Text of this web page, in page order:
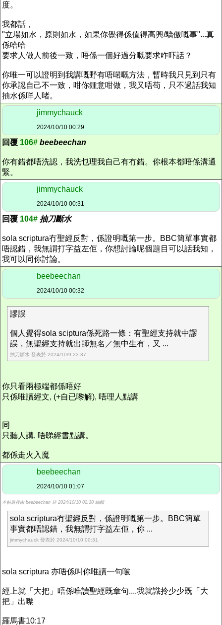
度。
我都話，
"立場如水，原則如水，如果你覺得係值得高興/驕傲嘅事"...真
係哈哈
要求人做人前後一致，唔係一個好過分嘅要求咋吓話？
你唯一可以證明到我講嘅野有唔啱嘅方法，暫時我只見到只有
你承認自己不一致，咁你鍾意咁做，我又唔苟，只不過話我知
抽水係咩人啫。
jimmychauck
2024/10/10 00:29
回覆 106# beebeechan
你有錯都唔洗認，我洗乜理我自己有冇錯。你根本都唔係溝通
緊。
jimmychauck
2024/10/10 00:31
回覆 104# 抽刀斷水
sola scriptura冇聖經反對，係證明嘅第一步。BBC簡單事實都
唔認錯，我無謂打字益左佢，你想討論呢個題目可以話我知，
我可以同你討論。
beebeechan
2024/10/10 00:32
謬誤
個人覺得sola sciptura係死路一條：有聖經支持就中謬
誤，無聖經支持就出師無名／無中生有，又 ...
抽刀斷水 發表於 2024/10/9 22:37
你只看兩極端都係唔好
只係唯讀經文, (+自已嚟解), 唔理人點講
同
只聽人講, 唔睇經書點講。
都係走火入魔
beebeechan
2024/10/10 01:07
本帖最後由 beebeechan 於 2024/10/10 02:30 編輯
sola scriptura冇聖經反對，係證明嘅第一步。BBC簡單
事實都唔認錯，我無謂打字益左佢，你 ...
jimmychauck 發表於 2024/10/10 00:31
sola scriptura 亦唔係叫你唯讀一句啵
經上就「大把」唔係唯讀聖經既章句....我就識拎少少既「大
把」出嚟
羅馬書10:17